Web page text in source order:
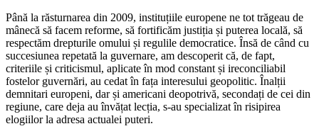
Până la răsturnarea din 2009, instituțiile europene ne tot trăgeau de
mânecă să facem reforme, să fortificăm justiția și puterea locală, să
respectăm drepturile omului și regulile democratice. Însă de când cu
succesiunea repetată la guvernare, am descoperit că, de fapt,
criteriile și criticismul, aplicate în mod constant și ireconciliabil
fostelor guvernări, au cedat în fața interesului geopolitic. Înalții
demnitari europeni, dar și americani deopotrivă, secondați de cei din
regiune, care deja au învățat lecția, s-au specializat în risipirea
elogiilor la adresa actualei puteri.